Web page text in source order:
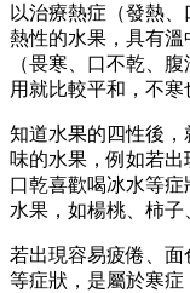
以治療熱症（發熱
熱性的水果，具有
（畏寒、口不乾、
用就比較平和，不寒
知道水果的四性後
味的水果，例如若
口乾喜歡喝冰水等
水果，如楊桃、柿子
若出現容易疲倦、
等症狀，是屬於寒症